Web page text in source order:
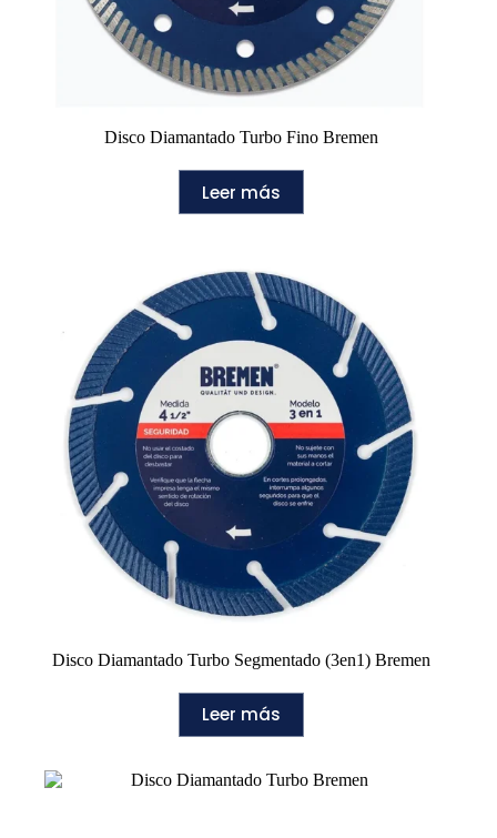
Disco Diamantado Turbo Fino Bremen
Leer más
Disco Diamantado Turbo Segmentado (3en1) Bremen
Leer más